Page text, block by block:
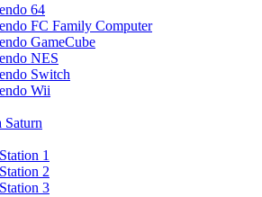
64
FC Family Computer
GameCube
NES
Switch
Wii
Saturn
1
2
3